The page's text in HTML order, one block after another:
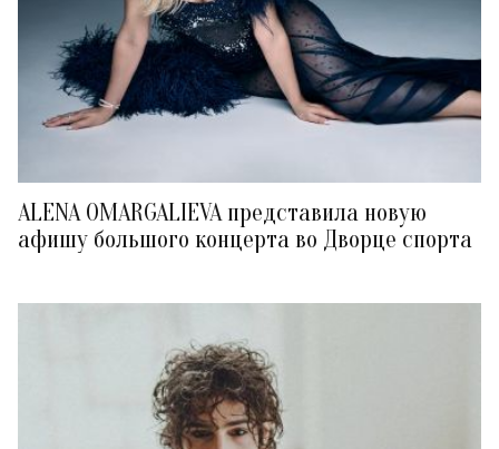
ALENA OMARGALIEVA представила новую
афишу большого концерта во Дворце спорта